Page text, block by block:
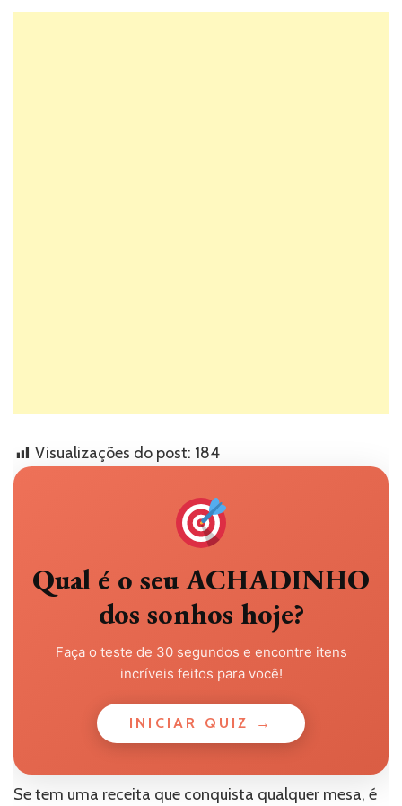
Visualizações do post: 184
Qual é o seu ACHADINHO
dos sonhos hoje?
Faça o teste de 30 segundos e encontre itens
incríveis feitos para você!
INICIAR QUIZ →
Se tem uma receita que conquista qualquer mesa, é